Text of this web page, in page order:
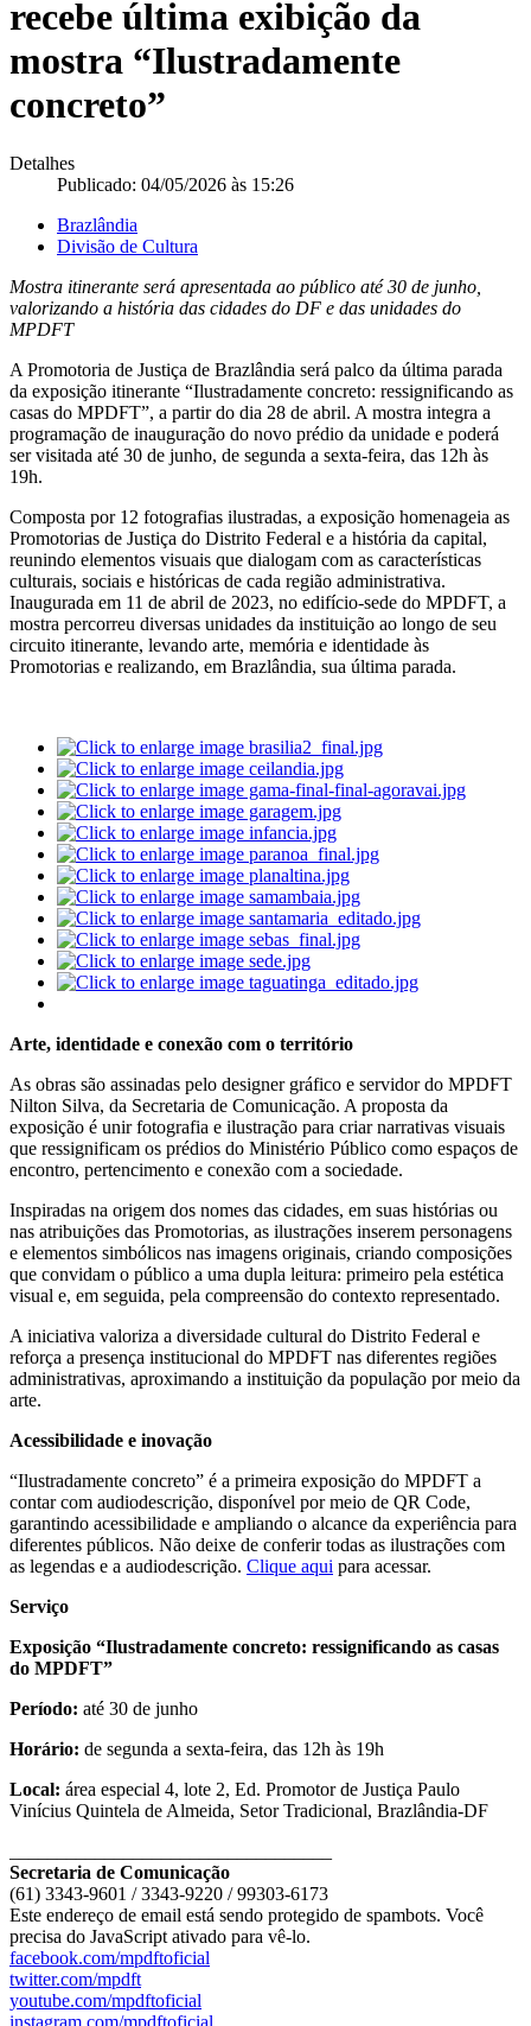
recebe última exibição da
mostra “Ilustradamente
concreto”
Detalhes
Publicado: 04/05/2026 às 15:26
Brazlândia
Divisão de Cultura
Mostra itinerante será apresentada ao público até 30 de junho,
valorizando a história das cidades do DF e das unidades do
MPDFT
A Promotoria de Justiça de Brazlândia será palco da última parada
da exposição itinerante “Ilustradamente concreto: ressignificando as
casas do MPDFT”, a partir do dia 28 de abril. A mostra integra a
programação de inauguração do novo prédio da unidade e poderá
ser visitada até 30 de junho, de segunda a sexta-feira, das 12h às
19h.
Composta por 12 fotografias ilustradas, a exposição homenageia as
Promotorias de Justiça do Distrito Federal e a história da capital,
reunindo elementos visuais que dialogam com as características
culturais, sociais e históricas de cada região administrativa.
Inaugurada em 11 de abril de 2023, no edifício-sede do MPDFT, a
mostra percorreu diversas unidades da instituição ao longo de seu
circuito itinerante, levando arte, memória e identidade às
Promotorias e realizando, em Brazlândia, sua última parada.
Arte, identidade e conexão com o território
As obras são assinadas pelo designer gráfico e servidor do MPDFT
Nilton Silva, da Secretaria de Comunicação. A proposta da
exposição é unir fotografia e ilustração para criar narrativas visuais
que ressignificam os prédios do Ministério Público como espaços de
encontro, pertencimento e conexão com a sociedade.
Inspiradas na origem dos nomes das cidades, em suas histórias ou
nas atribuições das Promotorias, as ilustrações inserem personagens
e elementos simbólicos nas imagens originais, criando composições
que convidam o público a uma dupla leitura: primeiro pela estética
visual e, em seguida, pela compreensão do contexto representado.
A iniciativa valoriza a diversidade cultural do Distrito Federal e
reforça a presença institucional do MPDFT nas diferentes regiões
administrativas, aproximando a instituição da população por meio da
arte.
Acessibilidade e inovação
“Ilustradamente concreto” é a primeira exposição do MPDFT a
contar com audiodescrição, disponível por meio de QR Code,
garantindo acessibilidade e ampliando o alcance da experiência para
diferentes públicos. Não deixe de conferir todas as ilustrações com
as legendas e a audiodescrição. Clique aqui para acessar.
Serviço
Exposição “Ilustradamente concreto: ressignificando as casas
do MPDFT”
Período: até 30 de junho
Horário: de segunda a sexta-feira, das 12h às 19h
Local: área especial 4, lote 2, Ed. Promotor de Justiça Paulo
Vinícius Quintela de Almeida, Setor Tradicional, Brazlândia-DF
Secretaria de Comunicação
(61) 3343-9601 / 3343-9220 / 99303-6173
Este endereço de email está sendo protegido de spambots. Você
precisa do JavaScript ativado para vê-lo.
facebook.com/mpdftoficial
twitter.com/mpdft
youtube.com/mpdftoficial
instagram.com/mpdftoficial